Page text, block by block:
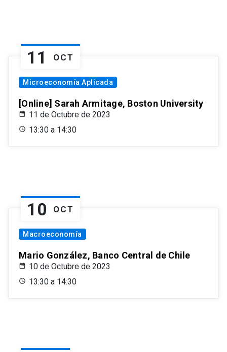
11 OCT
Microeconomía Aplicada
[Online] Sarah Armitage, Boston University
11 de Octubre de 2023
13:30 a 14:30
10 OCT
Macroeconomía
Mario González, Banco Central de Chile
10 de Octubre de 2023
13:30 a 14:30